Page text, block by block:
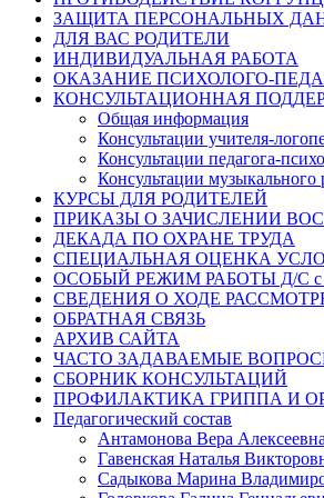
ЗАЩИТА ПЕРСОНАЛЬНЫХ
ДЛЯ ВАС РОДИТЕЛИ
ИНДИВИДУАЛЬНАЯ РАБОТА
ОКАЗАНИЕ ПСИХОЛОГО-
КОНСУЛЬТАЦИОННАЯ
Общая информация
Консультации учителя-
Консультации педагога-
Консультации музыкального
КУРСЫ ДЛЯ РОДИТЕЛЕЙ
ПРИКАЗЫ О ЗАЧИСЛЕНИИ
ДЕКАДА ПО ОХРАНЕ ТРУДА
СПЕЦИАЛЬНАЯ ОЦЕНКА
ОСОБЫЙ РЕЖИМ РАБОТЫ Д/С с
СВЕДЕНИЯ О ХОДЕ
ОБРАТНАЯ СВЯЗЬ
АРХИВ САЙТА
ЧАСТО ЗАДАВАЕМЫЕ
СБОРНИК КОНСУЛЬТАЦИЙ
ПРОФИЛАКТИКА ГРИППА И
Педагогический состав
Антамонова Вера Алексеевна
Гавенская Наталья
Садыкова Марина